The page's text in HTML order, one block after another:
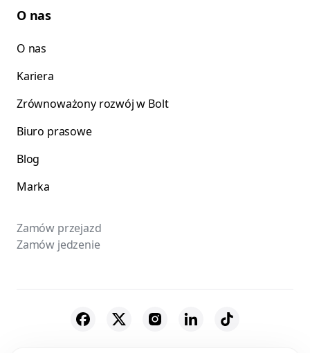
O nas
O nas
Kariera
Zrównoważony rozwój w Bolt
Biuro prasowe
Blog
Marka
Zamów przejazd
Zamów jedzenie